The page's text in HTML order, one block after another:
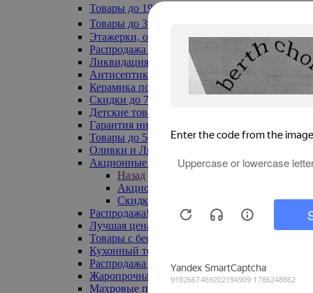
Товары до 199₽
Товары до 399₽
Этажерки, обувницы
Распродажа текстиля до -50%
Ликвидация до -70%
Антисептики
Керамика по 129 руб
Скидки до 70%
Детские товары
Гарантия низкой цены
Товары до 500 руб
Оливки и Лимоны
Акционные товары
Назад
Акционные товары
Скидка 20% по промокоду
Распродажа! Ульяновск до -70%
Лучшая цена
Товары с бесплатной доставкой
Кухонный текстиль
Распродажа до -50%
Жаропрочная посуда
Махровые полотенца